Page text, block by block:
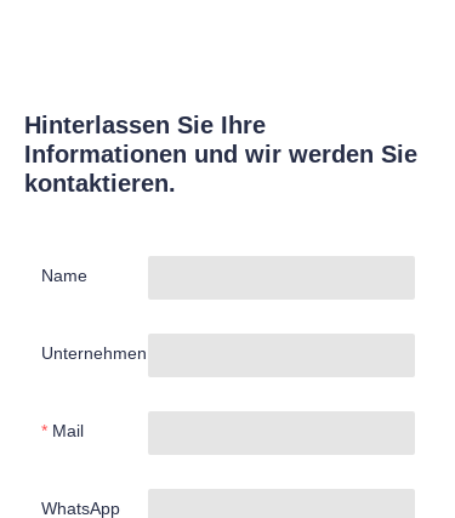
Hinterlassen Sie Ihre
Informationen und wir werden Sie
kontaktieren.
Name
Unternehmen
Mail
WhatsApp